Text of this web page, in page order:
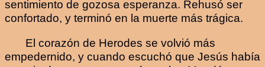
sentimiento de gozosa esperanza. Rehusó ser
confortado, y terminó en la muerte más trágica.
El corazón de Herodes se volvió más
empedernido, y cuando escuchó que Jesús había